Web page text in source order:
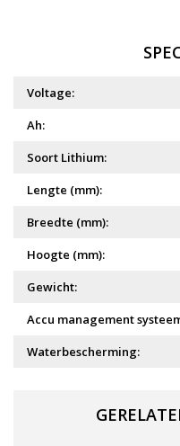
Voltage:
Ah:
Soort Lithium:
Lengte (mm):
Breedte (mm):
Hoogte (mm):
Gewicht:
Accu management
Waterbescherming: